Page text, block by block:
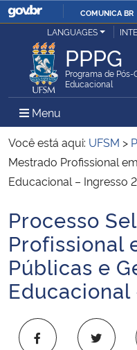
COMUNICA BR
Ministério da Justiça e Segurança
Ministério da Defesa
Ministério das Relações Exteriores
Ministério da Economia
Ministério da Infraestrutura
Ministério da Agricultura,
Ministério da Educação
Ministério da Cidadania
LANGUAGES
PPPG
Programa de
Educacional
Menu Menu
Você está aqui: UFSM >
Mestrado Profissional
Educacional – Ingresso
Início do conteúdo
Processo
Profissional
Públicas e